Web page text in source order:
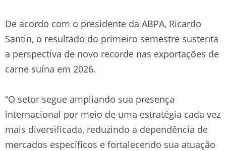
De acordo com o presidente da ABPA, Ricardo
Santin, o resultado do primeiro semestre sustenta
a perspectiva de novo recorde nas exportações de
carne suína em 2026.
“O setor segue ampliando sua presença
internacional por meio de uma estratégia cada vez
mais diversificada, reduzindo a dependência de
mercados específicos e fortalecendo sua atuação